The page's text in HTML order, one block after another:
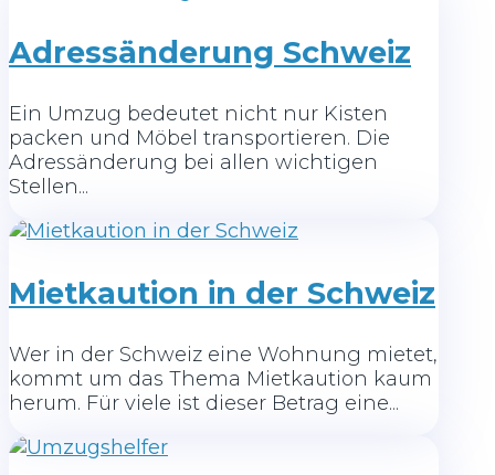
Adressänderung Schweiz
Ein Umzug bedeutet nicht nur Kisten
packen und Möbel transportieren. Die
Adressänderung bei allen wichtigen
Stellen...
Mietkaution in der Schweiz
Wer in der Schweiz eine Wohnung mietet,
kommt um das Thema Mietkaution kaum
herum. Für viele ist dieser Betrag eine...